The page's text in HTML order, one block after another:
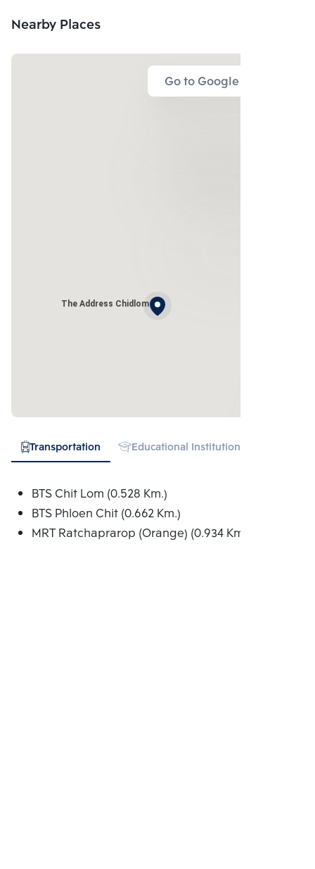
Nearby Places
Go to Google Map
The Address Chidlom
Transportation Educational Institution
BTS Chit Lom (0.528 Km.)
BTS Phloen Chit (0.662 Km.)
MRT Ratchaprarop (Orange) (0.934 Km.)